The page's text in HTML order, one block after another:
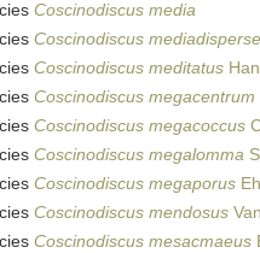
Coscinodiscus media
Coscinodiscus
Coscinodiscus meditatus
Coscinodiscus megacentrum
Coscinodiscus megacoccus
Coscinodiscus megalomma
Coscinodiscus megaporus
Coscinodiscus mendosus
Coscinodiscus mesacmaeus